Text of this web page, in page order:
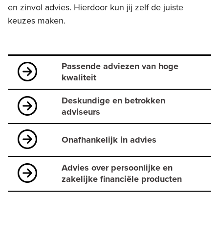
en zinvol advies. Hierdoor kun jij zelf de juiste
keuzes maken.
Passende adviezen van hoge
kwaliteit
Deskundige en betrokken
adviseurs
Onafhankelijk in advies
Advies over persoonlijke en
zakelijke financiële producten